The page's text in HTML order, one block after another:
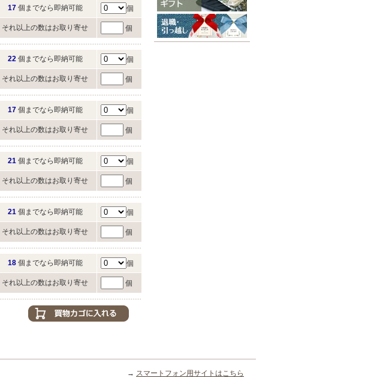
17 個までなら即納可能 個
それ以上の数はお取り寄せ 個
22 個までなら即納可能 個
それ以上の数はお取り寄せ 個
17 個までなら即納可能 個
それ以上の数はお取り寄せ 個
21 個までなら即納可能 個
それ以上の数はお取り寄せ 個
21 個までなら即納可能 個
それ以上の数はお取り寄せ 個
18 個までなら即納可能 個
それ以上の数はお取り寄せ 個
→ スマートフォン用サイトはこちら